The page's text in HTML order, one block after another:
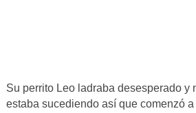
Su perrito Leo ladraba desesperado y
estaba sucediendo así que comenzó